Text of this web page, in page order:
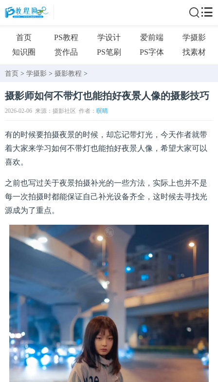
首页 PS教程 学设计 爱前端
学摄影
知识圈
赏作品 PS笔刷 PS字体 找素材
首页 > 学摄影 > 摄影教程 >
摄影师如何不带灯也能拍好夜景人像的摄影技巧
2026-02-06 来源：摄影社区 作者： 暝晴
有的时候要拍摄夜景的时候，却忘记带灯光，今天作者就带
着大家来学习如何不带灯也能拍好夜景人像，希望大家可以
喜欢。
之前也写过关于夜景拍摄补光的一些方法，实际上也并不是
每一次拍摄时都能保证自己补光设备齐全，这时候去寻找光
源成为了重点。